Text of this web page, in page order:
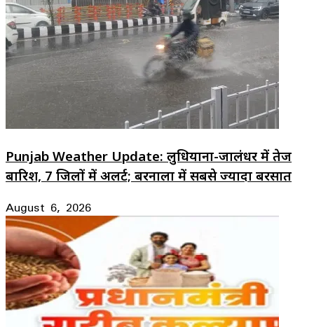
Punjab Weather Update: लुधियाना-जालंधर में तेज
बारिश, 7 जिलों में अलर्ट; बरनाला में सबसे ज्यादा बरसात
August 6, 2026